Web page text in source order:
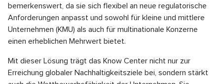
bemerkenswert, da sie sich flexibel an neue regulatorische
Anforderungen anpasst und sowohl für kleine und mittlere
Unternehmen (KMU) als auch für multinationale Konzerne
einen erheblichen Mehrwert bietet.
Mit dieser Lösung trägt das Know Center nicht nur zur
Erreichung globaler Nachhaltigkeitsziele bei, sondern stärkt